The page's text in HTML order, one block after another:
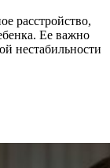
расстройство,
Ее важно
нестабильности